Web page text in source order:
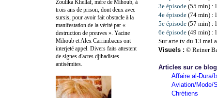
3e épisode (55 min) :
4e épisode (74 min) :
5e épisode (57 min) :
6e épisode (49 min) :
Sur arte.tv du 13 mai
Visuels : © Reiner
Articles sur ce
Affaire al-Dura/
Aviation/Mode/
Chrétiens
Zoulika Khellaf, mère de Mihoub, à
trois ans de prison, dont deux avec
sursis, pour avoir fait obstacle à la
manifestation de la vérité par «
destruction de preuves ». Yacine
Mihoub et Alex Carrimbacus ont
interjeté appel. Divers faits attestent
de signes d'actes djihadistes
antisémites.